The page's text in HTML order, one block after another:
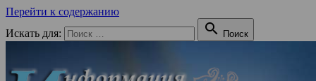
Перейти к содержанию
Искать для:
 Поиск